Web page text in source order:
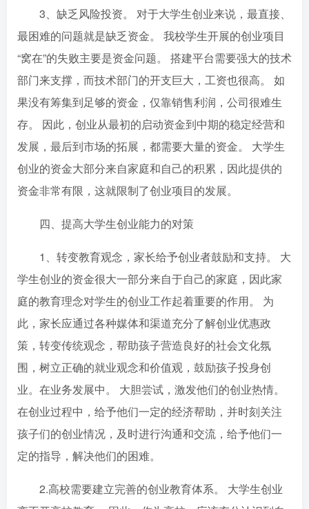
3、缺乏风险投资。 对于大学生创业来说，最直接、
最困难的问题就是缺乏资金。 我校学生开展的创业项目
“窝在”的失败主要是资金问题。 搭建平台需要强大的技术
部门来支撑，而技术部门的开支巨大，工资也很高。 如
果没有筹集到足够的资金，仅靠销售利润，公司很难生
存。 因此，创业从最初的启动资金到中期的稳定经营和
发展，最后到市场的拓展，都需要大量的资金。 大学生
创业的资金大部分来自家庭和自己的积累，因此提供的
资金非常有限，这就限制了创业项目的发展。
四、提高大学生创业能力的对策
1、转变教育观念，家长给予创业者鼓励和支持。 大
学生创业的资金很大一部分来自于自己的家庭，因此家
庭的教育理念对学生的创业工作起着重要的作用。 为
此，家长应通过各种媒体和渠道充分了解创业优惠政
策，转变传统观念，帮助孩子营造良好的社会文化氛
围，树立正确的就业观念和价值观，鼓励孩子投身创
业。在业务发展中。 大胆尝试，激发他们的创业热情。
在创业过程中，给予他们一定的经济帮助，并时刻关注
孩子们的创业情况，及时进行沟通和交流，给予他们一
定的指导，解决他们的困难。
2.高校需要建立完善的创业教育体系。 大学生创业